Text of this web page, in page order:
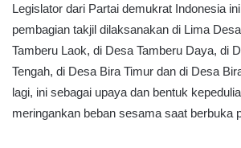
Legislator dari Partai demukrat Indonesia
pembagian takjil dilaksanakan di Lima
Tamberu Laok, di Desa Tamberu Daya, di
Tengah, di Desa Bira Timur dan di Desa
lagi, ini sebagai upaya dan bentuk
meringankan beban sesama saat berbuka